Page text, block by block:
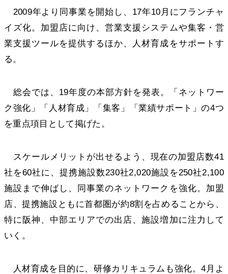
2009年より同事業を開始し、17年10月にフランチャ
イズ化。加盟店に向け、営業支援システムや集客・営
業支援ツールを提供するほか、人材育成をサポートす
る。
総会では、19年度の本部方針を発表。「ネットワー
ク強化」「人材育成」「集客」「業績サポート」の4つ
を重点項目として掲げた。
スケールメリットが出せるよう、現在の加盟店数41
社を60社に、提携施設数230社2,020施設を250社2,100
施設まで伸ばし、同事業のネットワークを強化。加盟
店、提携施設ともに首都圏が約8割を占めることから、
特に阪神、中部エリアでの出店、施設増加に注力して
いく。
人材育成を目的に、研修カリキュラムも強化。4月よ